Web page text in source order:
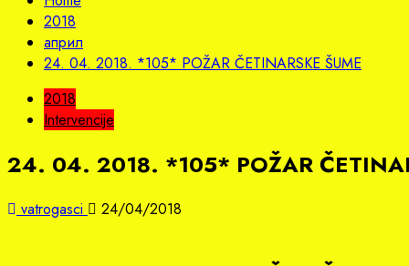
2018
април
24. 04. 2018. *105* POŽAR ČETINARSKE ŠUME
2018
Intervencije
24. 04. 2018. *105* POŽAR
vatrogasci 24/04/2018